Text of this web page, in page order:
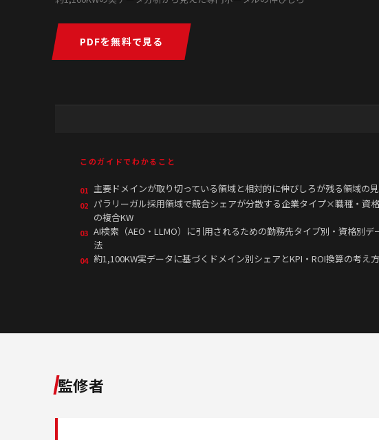
PDFを無料で見る
このガイドでわかること
01 主要ドメインが取り切っている領域と相対的に伸びしろが残る領域の
02 パラリーガル採用領域で競合シェアが分散する企業タイプ×職種・資
の複合KW
03 AI検索（AEO・LLMO）に引用されるための勤務先タイプ別・資格別デ
法
04 約1,100KW実データに基づくドメイン別シェアとKPI・ROI換算の考え方
監修者